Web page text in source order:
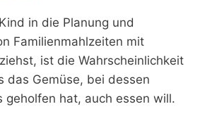
in die Planung und
Familienmahlzeiten mit
ist die Wahrscheinlichkeit
das Gemüse, bei dessen
geholfen hat, auch essen will.